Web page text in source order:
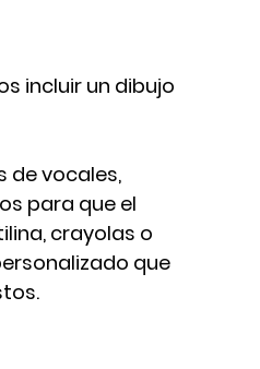
incluir un dibujo
de vocales,
para que el
crayolas o
que